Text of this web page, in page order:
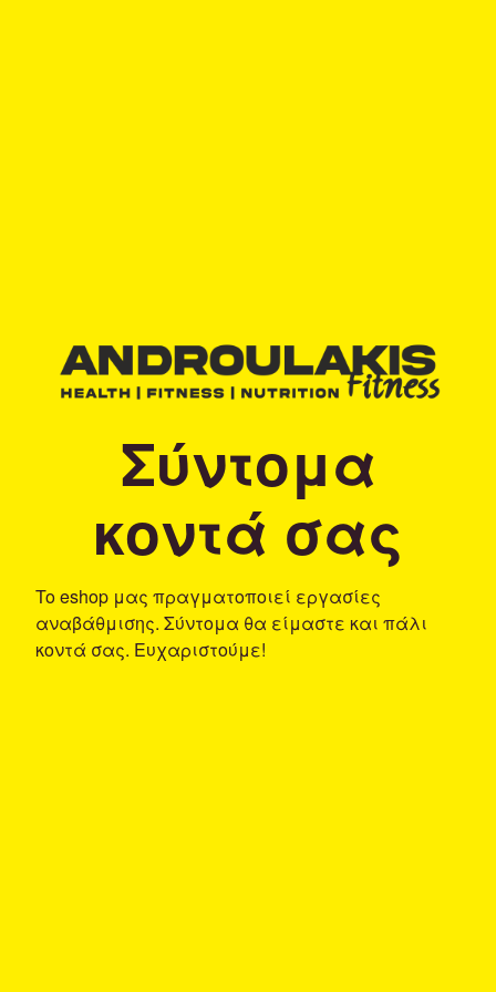
Σύντομα
κοντά σας
To eshop μας πραγματοποιεί εργασίες
αναβάθμισης. Σύντομα θα είμαστε και πάλι
κοντά σας. Ευχαριστούμε!